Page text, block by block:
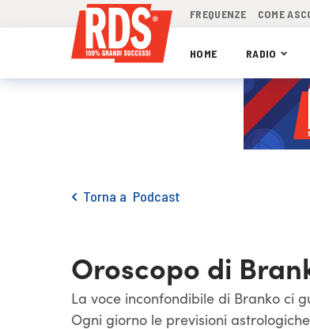
FREQUENZE COME
HOME RADIO
Torna a Podcast
Oroscopo di
La voce inconfondibile di Branko ci
Ogni giorno le previsioni